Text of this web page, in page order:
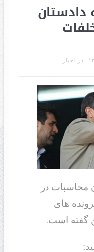
دادستان
در: اخبار
محاسبات در
های
گفته است.